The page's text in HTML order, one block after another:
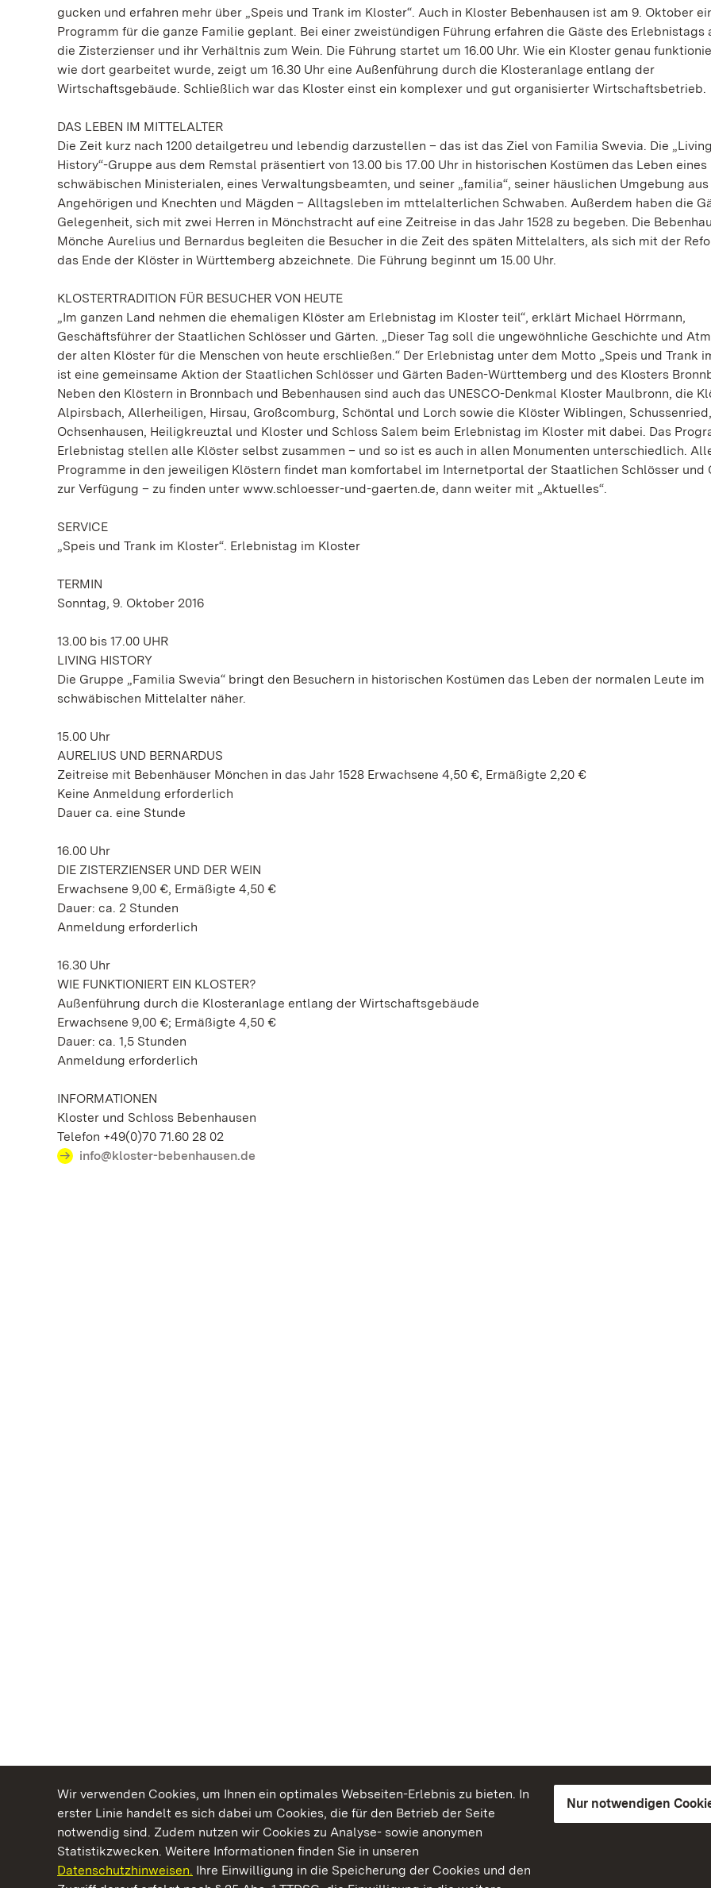
Wir verwenden Cookies, um Ihnen ein optimales Webseiten-Erlebnis zu bieten. In
erster Linie handelt es sich dabei um Cookies, die für den Betrieb der Seite
notwendig sind. Zudem nutzen wir Cookies zu Analyse- sowie anonymen
Statistikzwecken. Weitere Informationen finden Sie in unseren
Datenschutzhinweisen. Ihre Einwilligung in die Speicherung der Cookies und den
Nur notwendigen
gucken und erfahren mehr über „Speis und Trank im Kloster“. Auch in Kloster Bebenhausen ist am 9. Oktober
Programm für die ganze Familie geplant. Bei einer zweistündigen Führung erfahren die Gäste des Erlebnistags
die Zisterzienser und ihr Verhältnis zum Wein. Die Führung startet um 16.00 Uhr. Wie ein Kloster genau
wie dort gearbeitet wurde, zeigt um 16.30 Uhr eine Außenführung durch die Klosteranlage entlang der
Wirtschaftsgebäude. Schließlich war das Kloster einst ein komplexer und gut organisierter Wirtschaftsbetrieb.
DAS LEBEN IM MITTELALTER
Die Zeit kurz nach 1200 detailgetreu und lebendig darzustellen – das ist das Ziel von Familia Swevia. Die
History“-Gruppe aus dem Remstal präsentiert von 13.00 bis 17.00 Uhr in historischen Kostümen das Leben eines
schwäbischen Ministerialen, eines Verwaltungsbeamten, und seiner „familia“, seiner häuslichen Umgebung aus
Angehörigen und Knechten und Mägden – Alltagsleben im mttelalterlichen Schwaben. Außerdem haben die
Gelegenheit, sich mit zwei Herren in Mönchstracht auf eine Zeitreise in das Jahr 1528 zu begeben. Die
Mönche Aurelius und Bernardus begleiten die Besucher in die Zeit des späten Mittelalters, als sich mit der
das Ende der Klöster in Württemberg abzeichnete. Die Führung beginnt um 15.00 Uhr.
KLOSTERTRADITION FÜR BESUCHER VON HEUTE
„Im ganzen Land nehmen die ehemaligen Klöster am Erlebnistag im Kloster teil“, erklärt Michael Hörrmann,
Geschäftsführer der Staatlichen Schlösser und Gärten. „Dieser Tag soll die ungewöhnliche Geschichte und
der alten Klöster für die Menschen von heute erschließen.“ Der Erlebnistag unter dem Motto „Speis und Trank
ist eine gemeinsame Aktion der Staatlichen Schlösser und Gärten Baden-Württemberg und des Klosters
Neben den Klöstern in Bronnbach und Bebenhausen sind auch das UNESCO-Denkmal Kloster Maulbronn, die
Alpirsbach, Allerheiligen, Hirsau, Großcomburg, Schöntal und Lorch sowie die Klöster Wiblingen, Schussenried,
Ochsenhausen, Heiligkreuztal und Kloster und Schloss Salem beim Erlebnistag im Kloster mit dabei. Das
Erlebnistag stellen alle Klöster selbst zusammen – und so ist es auch in allen Monumenten unterschiedlich.
Programme in den jeweiligen Klöstern findet man komfortabel im Internetportal der Staatlichen Schlösser und
zur Verfügung – zu finden unter www.schloesser-und-gaerten.de, dann weiter mit „Aktuelles“.
SERVICE
„Speis und Trank im Kloster“. Erlebnistag im Kloster
TERMIN
Sonntag, 9. Oktober 2016
13.00 bis 17.00 UHR
LIVING HISTORY
Die Gruppe „Familia Swevia“ bringt den Besuchern in historischen Kostümen das Leben der normalen Leute im
schwäbischen Mittelalter näher.
15.00 Uhr
AURELIUS UND BERNARDUS
Zeitreise mit Bebenhäuser Mönchen in das Jahr 1528 Erwachsene 4,50 €, Ermäßigte 2,20 €
Keine Anmeldung erforderlich
Dauer ca. eine Stunde
16.00 Uhr
DIE ZISTERZIENSER UND DER WEIN
Erwachsene 9,00 €, Ermäßigte 4,50 €
Dauer: ca. 2 Stunden
Anmeldung erforderlich
16.30 Uhr
WIE FUNKTIONIERT EIN KLOSTER?
Außenführung durch die Klosteranlage entlang der Wirtschaftsgebäude
Erwachsene 9,00 €; Ermäßigte 4,50 €
Dauer: ca. 1,5 Stunden
Anmeldung erforderlich
INFORMATIONEN
Kloster und Schloss Bebenhausen
Telefon +49(0)70 71.60 28 02
info@kloster-bebenhausen.de